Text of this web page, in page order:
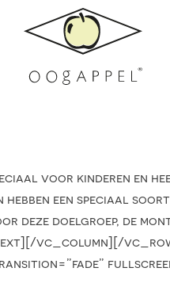
voor kinderen en
een speciaal
deze doelgroep, de
vc_column][/
transition=”fade”